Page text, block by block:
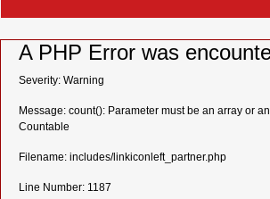
A PHP Error was
Severity: Warning
Message: count(): Parameter must be an array or
Countable
Filename: includes/linkiconleft_partner.php
Line Number: 1187